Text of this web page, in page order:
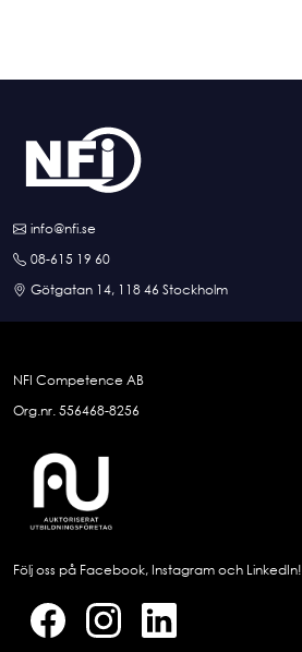
info@nfi.se
08-615 19 60
Götgatan 14, 118 46 Stockholm
NFI Competence AB
Org.nr. 556468-8256
Följ oss på Facebook, Instagram och LinkedIn!